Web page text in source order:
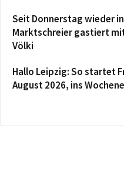
Seit Donnerstag wieder
Marktschreier gastiert
Völki
Hallo Leipzig: So startet
August 2026, ins